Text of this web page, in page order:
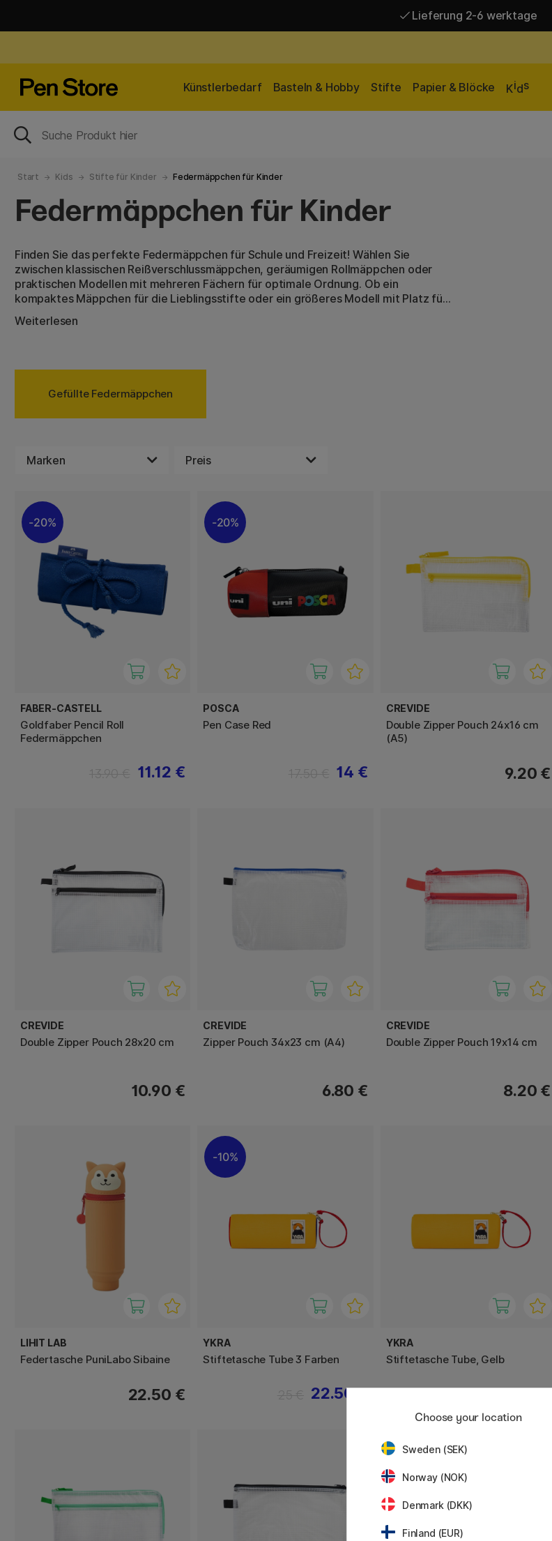
Lieferung 2-6 werktage
Künstlerbedarf Basteln & Hobby Stifte Papier & Blöcke Kids
Start Kids Stifte für Kinder Federmäppchen für Kinder
Federmäppchen für Kinder
Finden Sie das perfekte Federmäppchen für Schule und Freizeit! Wählen Sie
zwischen klassischen Reißverschlussmäppchen, geräumigen Rollmäppchen oder
praktischen Modellen mit mehreren Fächern für optimale Ordnung. Ob ein
kompaktes Mäppchen für die Lieblingsstifte oder ein größeres Modell mit Platz für
Lineal, Radiergummi und Buntstifte – hier gibt es für jeden das Richtige.
Weiterlesen
Gefüllte Federmäppchen
Marken Preis
20%
FABER-CASTELL
Goldfaber Pencil Roll
Federmäppchen
11.12 €
20%
POSCA
Pen Case Red
14 €
CREVIDE
Double Zipper Pouch 24x16 cm
(A5)
9.20 €
CREVIDE
Double Zipper Pouch 28x20 cm
10.90 €
CREVIDE
Zipper Pouch 34x23 cm (A4)
6.80 €
CREVIDE
Double Zipper Pouch 19x14 cm
8.20 €
LIHIT LAB
Federtasche PuniLabo Sibaine
22.50 €
10%
YKRA
Stiftetasche Tube 3 Farben
22.50 €
YKRA
Stiftetasche Tube, Gelb
25 €
Choose your location
Sweden (SEK)
Norway (NOK)
Denmark (DKK)
Finland (EUR)